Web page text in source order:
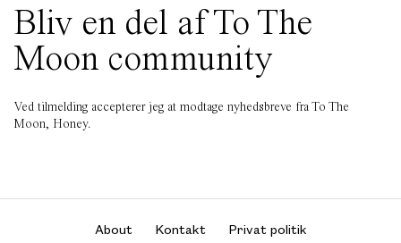
Bliv en del af To The
Moon community
Ved tilmelding accepterer jeg at modtage nyhedsbreve fra To The
Moon, Honey.
About Kontakt
Privat politik